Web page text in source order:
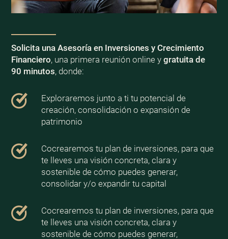
Solicita una Asesoría en Inversiones y Crecimiento
Financiero, una primera reunión online y gratuita de
90 minutos, donde:
Exploraremos junto a ti tu potencial de
creación, consolidación o expansión de
patrimonio
Cocrearemos tu plan de inversiones, para que
te lleves una visión concreta, clara y
sostenible de cómo puedes generar,
consolidar y/o expandir tu capital
Cocrearemos tu plan de inversiones, para que
te lleves una visión concreta, clara y
sostenible de cómo puedes generar,